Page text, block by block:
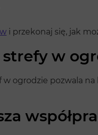
i przekonaj się, jak
w
ogrodzie pozwala